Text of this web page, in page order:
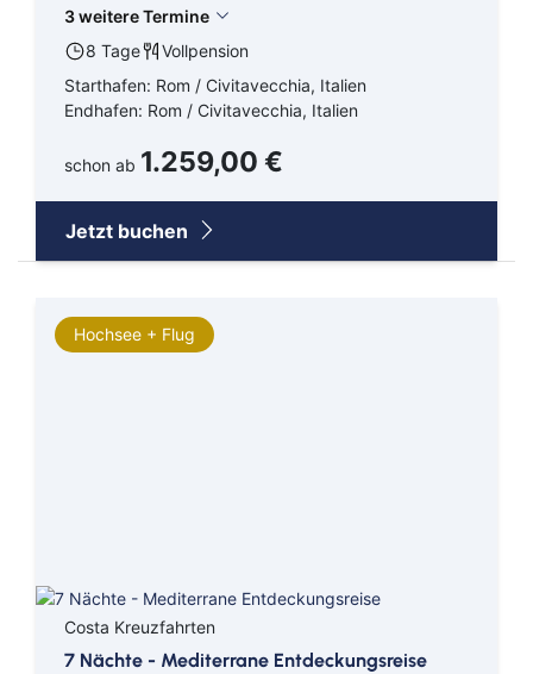
3 weitere Termine
8 Tage
Vollpension
Starthafen: Rom / Civitavecchia, Italien
Endhafen: Rom / Civitavecchia, Italien
schon ab 1.259,00 €
Jetzt buchen
Hochsee + Flug
Costa Kreuzfahrten
7 Nächte - Mediterrane Entdeckungsreise